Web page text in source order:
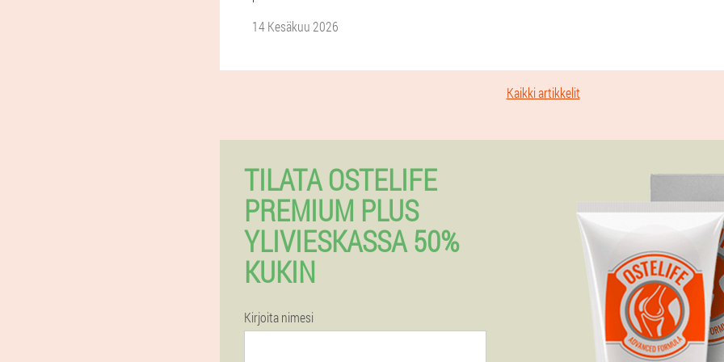
14 Kesäkuu 2026
Kaikki artikkelit
TILATA OSTELIFE
PREMIUM PLUS
YLIVIESKASSA 50%
KUKIN
Kirjoita nimesi